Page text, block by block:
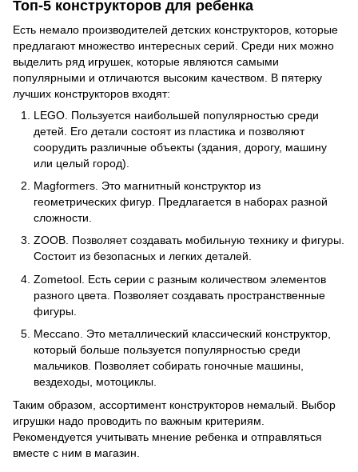
Топ-5 конструкторов для ребенка
Есть немало производителей детских конструкторов, которые
предлагают множество интересных серий. Среди них можно
выделить ряд игрушек, которые являются самыми
популярными и отличаются высоким качеством. В пятерку
лучших конструкторов входят:
LEGO. Пользуется наибольшей популярностью среди
детей. Его детали состоят из пластика и позволяют
соорудить различные объекты (здания, дорогу, машину
или целый город).
Magformers. Это магнитный конструктор из
геометрических фигур. Предлагается в наборах разной
сложности.
ZOOB. Позволяет создавать мобильную технику и фигуры.
Состоит из безопасных и легких деталей.
Zometool. Есть серии с разным количеством элементов
разного цвета. Позволяет создавать пространственные
фигуры.
Meccano. Это металлический классический конструктор,
который больше пользуется популярностью среди
мальчиков. Позволяет собирать гоночные машины,
вездеходы, мотоциклы.
Таким образом, ассортимент конструкторов немалый. Выбор
игрушки надо проводить по важным критериям.
Рекомендуется учитывать мнение ребенка и отправляться
вместе с ним в магазин.